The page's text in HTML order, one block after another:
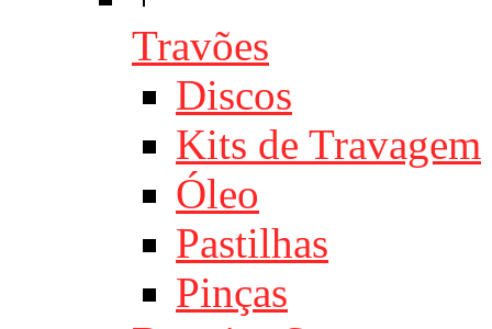
Travões
Discos
Kits de Travagem
Óleo
Pastilhas
Pinças